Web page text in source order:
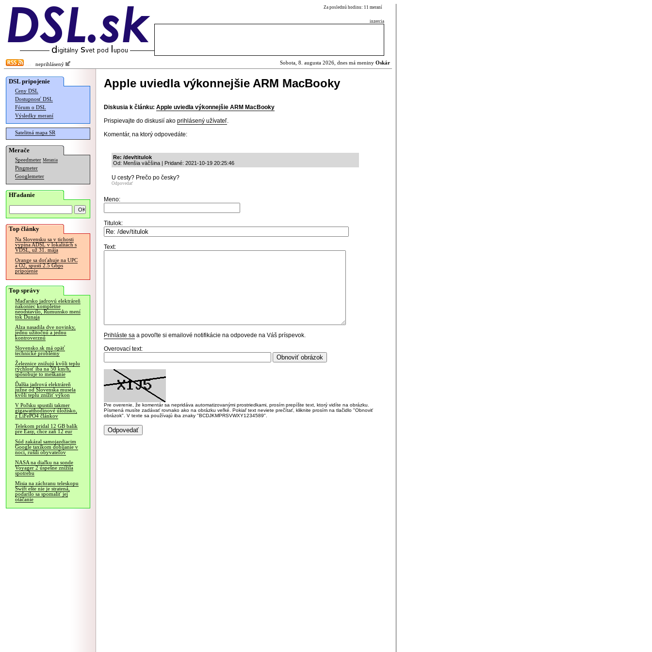
Za poslednú hodinu: 11 meraní
inzercia
neprihlásený Sobota, 8. augusta 2026, dnes má meniny Oskár
DSL pripojenie
Ceny DSL
Dostupnosť DSL
Fórum o DSL
Výsledky meraní
Satelitná mapa SR
Merače
Speedmeter Merania
Pingmeter
Googlemeter
Hľadanie
Top články
Na Slovensku sa v tichosti
vypína ADSL v lokalitách s
VDSL, už 31. mája
Orange sa doťahuje na UPC
a O2, spustí 2.5 Gbps
pripojenie
Top správy
Maďarsko jadrovú elektráreň
nakoniec kompletne
neodstavilo, Rumunsko mení
tok Dunaja
Alza nasadila dve novinky,
jednu užitočnú a jednu
kontroverznú
Slovensko.sk má opäť
technické problémy
Železnice znižujú kvôli teplu
rýchlosť iba na 50 km/h,
spôsobuje to meškanie
Ďalšia jadrová elektráreň
južne od Slovenska musela
kvôli teplu znížiť výkon
V Poľsku spustili takmer
gigawatthodinové úložisko,
z LiFePO4 článkov
Telekom pridal 12 GB balík
pre Easy, chce zaň 12 eur
Súd zakázal samojazdiacim
Google taxíkom dobíjanie v
noci, rušili obyvateľov
NASA na diaľku na sonde
Voyager 2 úspešne znížila
spotrebu
Misia na záchranu teleskopu
Swift ešte nie je stratená,
podarilo sa spomaliť jej
otáčanie
Apple uviedla výkonnejšie ARM MacBooky
Diskusia k článku: Apple uviedla výkonnejšie ARM MacBooky
Prispievajte do diskusií ako prihlásený užívateľ.
Komentár, na ktorý odpovedáte:
Re: /dev/titulok
Od: Menšia väčšina | Pridané: 2021-10-19 20:25:46
U cesty? Prečo po česky?
Odpovedať
Meno:
Titulok:
Text:
Prihláste sa a povoľte si emailové notifikácie na odpovede na Váš príspevok.
Overovací text:
Pre overenie, že komentár sa nepridáva automatizovanými prostriedkami, prosím prepíšte text, ktorý vidíte na obrázku.
Písmená musíte zadávať rovnako ako na obrázku veľké. Pokiaľ text neviete prečítať, kliknite prosím na tlačidlo "Obnoviť
obrázok". V texte sa používajú iba znaky "BCDJKMPRSVWXY1234589".